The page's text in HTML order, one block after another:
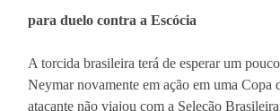
para duelo contra a Escócia
A torcida brasileira terá de esperar um
Neymar novamente em ação em uma Copa
atacante não viajou com a Seleção